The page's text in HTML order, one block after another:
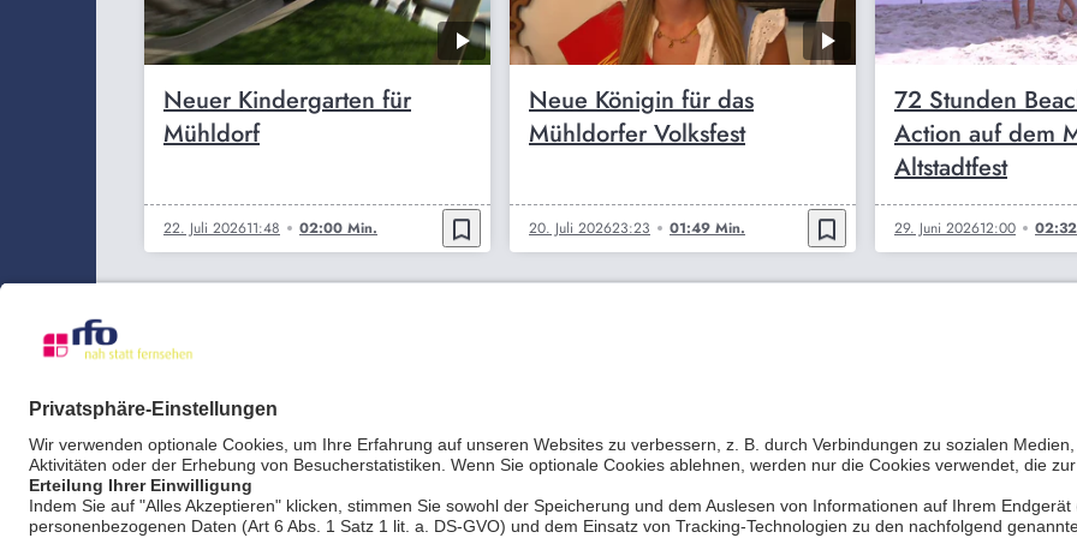
Neuer Kindergarten für
Mühldorf
22. Juli 202611:48 02:00 Min. bookmark_border
Neue Königin für das
Mühldorfer Volksfest
20. Juli 202623:23 01:49 Min. bookmark_border
72 Stunden
Action auf dem
Altstadtfest
29. Juni 202612:00